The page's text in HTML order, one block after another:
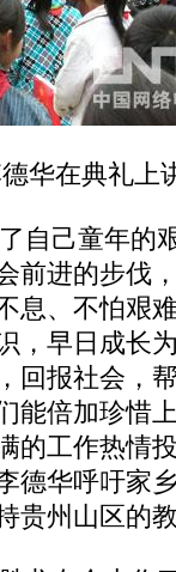
德华在典礼上
己童年的
前进的步伐
息、不怕艰
，早日成长
回报社会，
能倍加珍惜
的工作热情
德华呼吁家
贵州山区的